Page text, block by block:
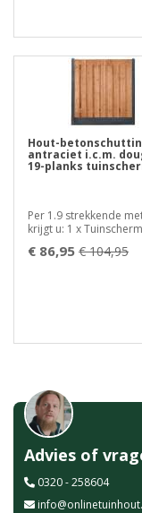
Hout-
antraciet i.c.m.
19-planks
Per 1.9 strekkende
krijgt u: 1 x
€ 86,95 € 104,95
Advies of
0320 - 258604